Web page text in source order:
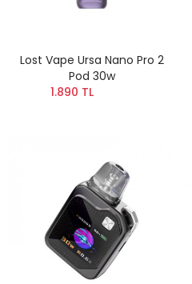
Lost Vape Ursa Nano Pro 2
Pod 30w
1.890 TL